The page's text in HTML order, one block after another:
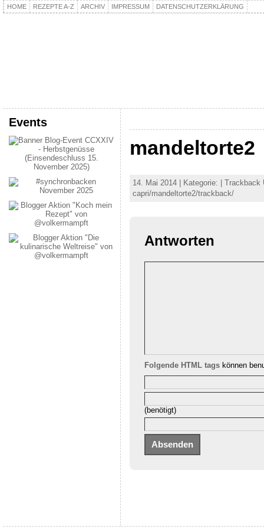
HOME REZEPTE A-Z ARCHIV IMPRESSUM DATENSCHUTZERKLÄRUNG
Events
mandeltorte2
14. Mai 2014 | Kategorie: |
capri/mandeltorte2/trackback/
Antworten
Folgende HTML tagskönnen
(benötigt)